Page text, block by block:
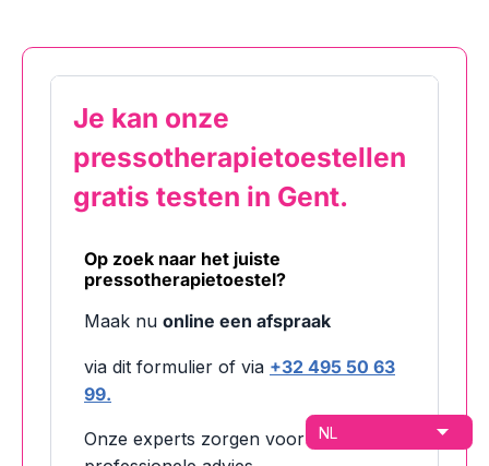
Je kan onze
pressotherapietoestellen
gratis testen in Gent.
Op zoek naar het juiste
pressotherapietoestel?
Maak nu online een afspraak
via dit formulier of via +32 495 50 63
99.
Onze experts zorgen voor het juiste